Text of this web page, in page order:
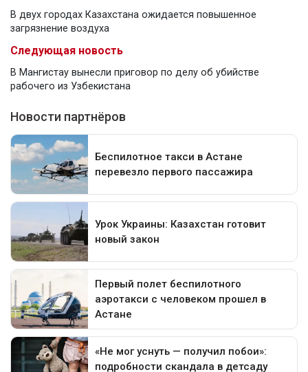
В двух городах Казахстана ожидается повышенное
загрязнение воздуха
Следующая новость
В Мангистау вынесли приговор по делу об убийстве
рабочего из Узбекистана